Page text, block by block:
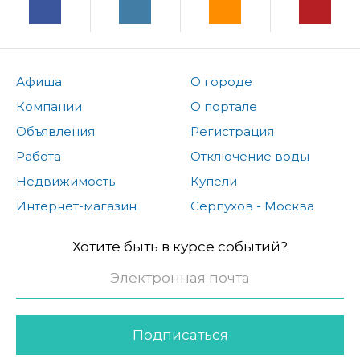
Афиша
Компании
Объявления
Работа
Недвижимость
Интернет-магазин
О городе
О портале
Регистрация
Отключение воды
Купели
Серпухов - Москва
Хотите быть в курсе событий?
Подписаться